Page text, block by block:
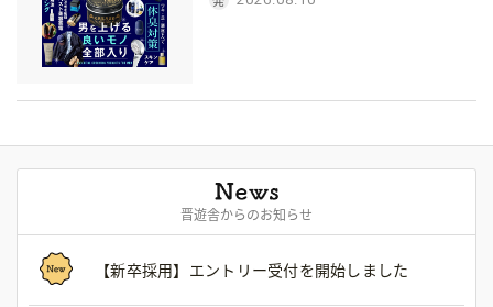
晋遊舎からのお知らせ
【新卒採用】エントリー受付を開始しました